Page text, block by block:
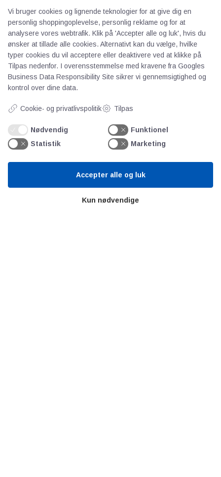
AOT
Priser
Kontakt
Videncentre
Vi bruger cookies og lignende teknologier for at give dig en
personlig shoppingoplevelse, personlig reklame og for at
analysere vores webtrafik. Klik på 'Accepter alle og luk', hvis du
ønsker at tillade alle cookies. Alternativt kan du vælge, hvilke
typer cookies du vil acceptere eller deaktivere ved at klikke på
Tilpas nedenfor. I overensstemmelse med kravene fra Googles
Business Data Responsibility Site sikrer vi gennemsigtighed og
kontrol over dine data.
Cookie- og privatlivspolitik Tilpas
Nødvendig
Funktionel
Statistik
Marketing
Kun nødvendige
Accepter alle og luk